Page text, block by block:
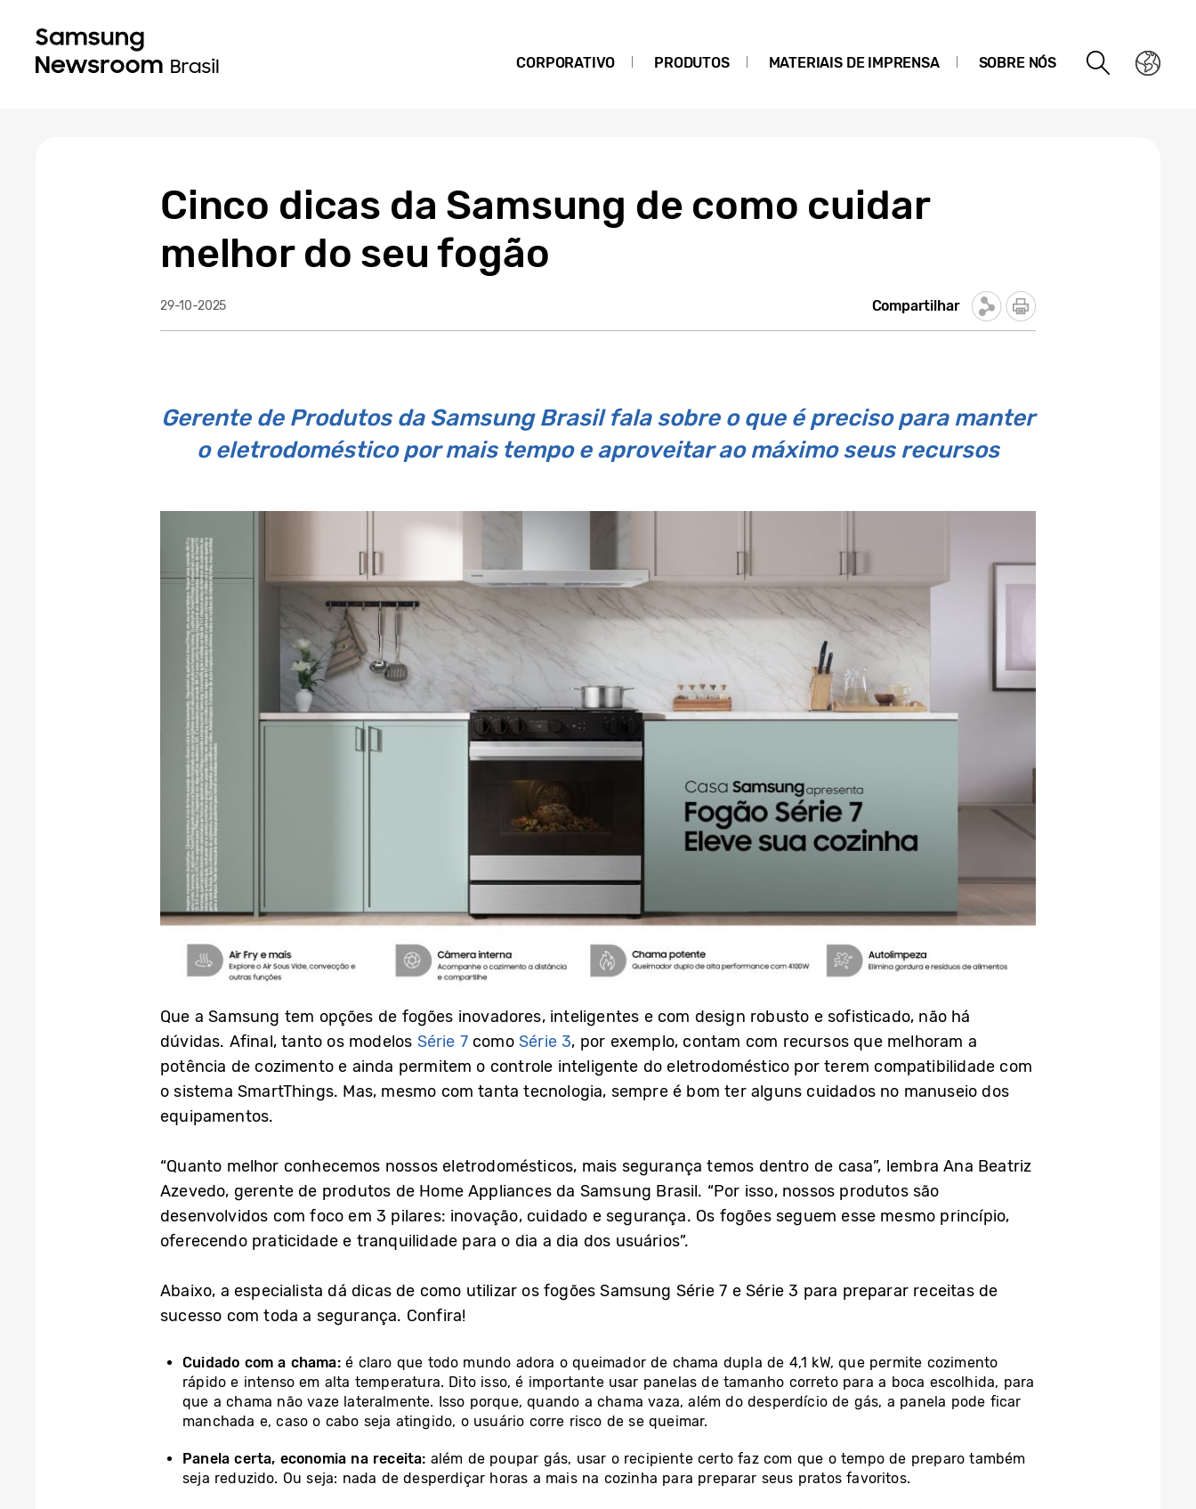
CORPORATIVO PRODUTOS MATERIAIS DE IMPRENSA SOBRE NÓS
Cinco dicas da Samsung de como cuidar
melhor do seu fogão
29-10-2025 Compartilhar
Gerente de Produtos da Samsung Brasil fala sobre o que é preciso para manter
o eletrodoméstico por mais tempo e aproveitar ao máximo seus recursos
Que a Samsung tem opções de fogões inovadores, inteligentes e com design robusto e sofisticado, não há
dúvidas. Afinal, tanto os modelos Série 7como Série 3, por exemplo, contam com recursos que melhoram a
potência de cozimento e ainda permitem o controle inteligente do eletrodoméstico por terem compatibilidade com
o sistema SmartThings. Mas, mesmo com tanta tecnologia, sempre é bom ter alguns cuidados no manuseio dos
equipamentos.
“Quanto melhor conhecemos nossos eletrodomésticos, mais segurança temos dentro de casa”, lembra Ana Beatriz
Azevedo, gerente de produtos de Home Appliances da Samsung Brasil. “Por isso, nossos produtos são
desenvolvidos com foco em 3 pilares: inovação, cuidado e segurança. Os fogões seguem esse mesmo princípio,
oferecendo praticidade e tranquilidade para o dia a dia dos usuários”.
Abaixo, a especialista dá dicas de como utilizar os fogões Samsung Série 7 e Série 3 para preparar receitas de
sucesso com toda a segurança. Confira!
Cuidado com a chama:é claro que todo mundo adora o queimador de chama dupla de 4,1 kW, que permite cozimento
rápido e intenso em alta temperatura. Dito isso, é importante usar panelas de tamanho correto para a boca escolhida, para
que a chama não vaze lateralmente. Isso porque, quando a chama vaza, além do desperdício de gás, a panela pode ficar
manchada e, caso o cabo seja atingido, o usuário corre risco de se queimar.
Panela certa, economia na receita: além de poupar gás, usar o recipiente certo faz com que o tempo de preparo também
seja reduzido. Ou seja: nada de desperdiçar horas a mais na cozinha para preparar seus pratos favoritos.